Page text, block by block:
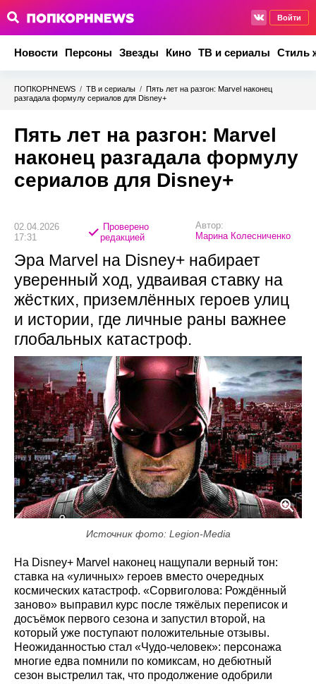
Войти
Новости Персоны Звезды Кино ТВ и сериалы Стиль
ПОПКОРНNEWS / ТВ и сериалы / Пять лет на разгон: Marvel наконец
разгадала формулу сериалов для Disney+
Пять лет на разгон: Marvel
наконец разгадала формулу
сериалов для Disney+
02.04.2026
17:31
Проверено
редакцией
Автор:
Марина Колесниченко
Эра Marvel на Disney+ набирает
уверенный ход, удваивая ставку на
жёстких, приземлённых героев улиц
и истории, где личные раны важнее
глобальных катастроф.
Источник фото: Legion-Media
На Disney+ Marvel наконец нащупали верный тон:
ставка на «уличных» героев вместо очередных
космических катастроф. «Сорвиголова: Рождённый
заново» выправил курс после тяжёлых переписок и
досъёмок первого сезона и запустил второй, на
который уже поступают положительные отзывы.
Неожиданностью стал «Чудо‑человек»: персонажа
многие едва помнили по комиксам, но дебютный
сезон выстрелил так, что продолжение одобрили